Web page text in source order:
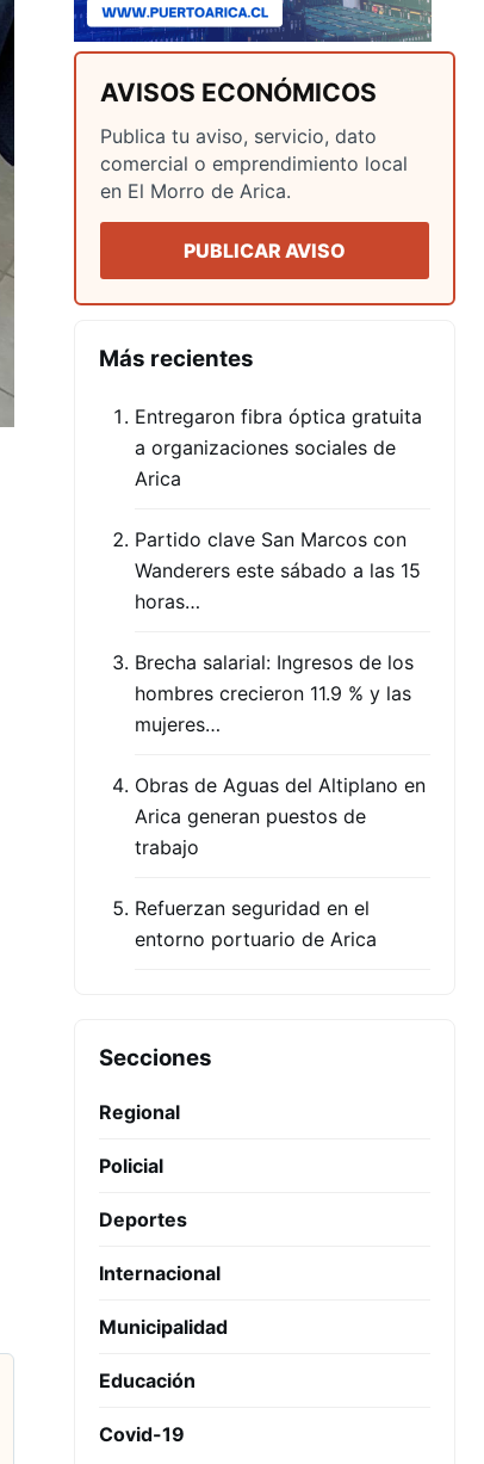
AVISOS ECONÓMICOS
Publica tu aviso, servicio, dato
comercial o emprendimiento local
en El Morro de Arica.
PUBLICAR AVISO
Más recientes
Entregaron fibra óptica gratuita
a organizaciones sociales de
Arica
Partido clave San Marcos con
Wanderers este sábado a las 15
horas…
Brecha salarial: Ingresos de los
hombres crecieron 11.9 % y las
mujeres…
Obras de Aguas del Altiplano en
Arica generan puestos de
trabajo
Refuerzan seguridad en el
entorno portuario de Arica
Secciones
Regional
Policial
Deportes
Internacional
Municipalidad
Educación
Covid-19